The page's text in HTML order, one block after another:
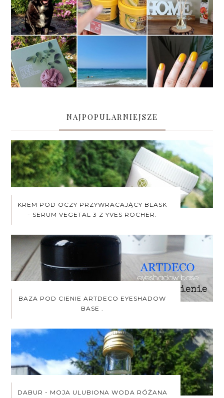
NAJPOPULARNIEJSZE
KREM POD OCZY PRZYWRACAJĄCY BLASK
- SERUM VEGETAL 3 Z YVES ROCHER.
BAZA POD CIENIE ARTDECO EYESHADOW
BASE .
DABUR - MOJA ULUBIONA WODA RÓŻANA